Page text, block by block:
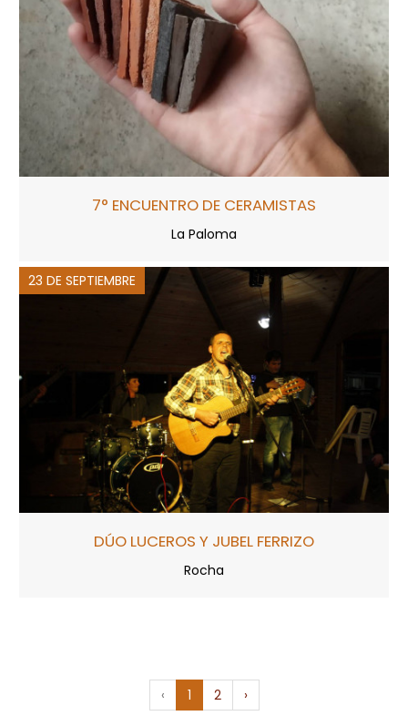
7° ENCUENTRO DE CERAMISTAS
La Paloma
23 DE SEPTIEMBRE
DÚO LUCEROS Y JUBEL FERRIZO
Rocha
‹ 1 2 ›